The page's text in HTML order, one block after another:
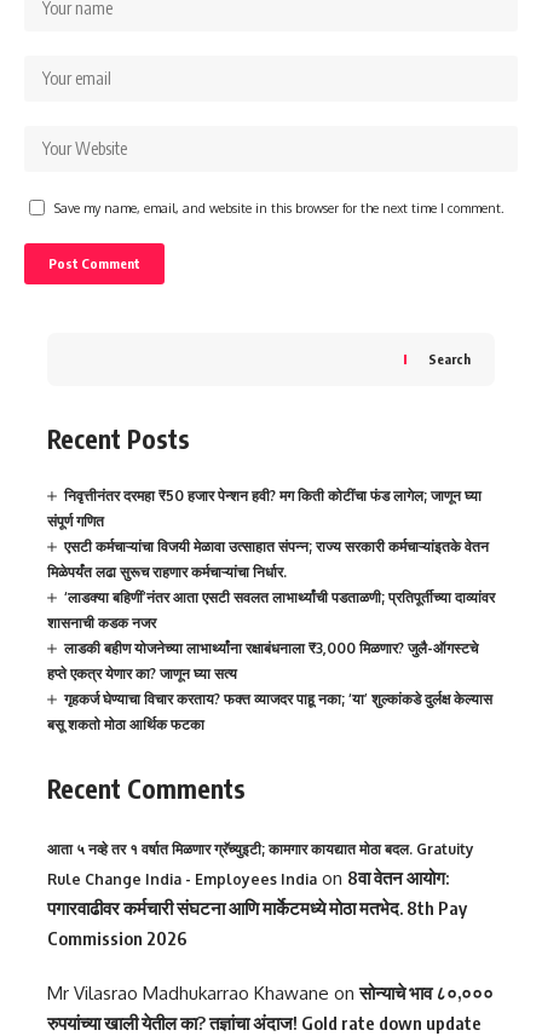
Save my name, email, and website in this browser for the next time I comment.
Search
Recent Posts
निवृत्तीनंतर दरमहा ₹50 हजार पेन्शन हवी? मग किती कोटींचा फंड लागेल; जाणून घ्या
संपूर्ण गणित
एसटी कर्मचाऱ्यांचा विजयी मेळावा उत्साहात संपन्न; राज्य सरकारी कर्मचाऱ्यांइतके वेतन
मिळेपर्यंत लढा सुरूच राहणार कर्मचाऱ्यांचा निर्धार.
‘लाडक्या बहिणीं’नंतर आता एसटी सवलत लाभार्थ्यांची पडताळणी; प्रतिपूर्तीच्या दाव्यांवर
शासनाची कडक नजर
लाडकी बहीण योजनेच्या लाभार्थ्यांना रक्षाबंधनाला ₹3,000 मिळणार? जुलै-ऑगस्टचे
हप्ते एकत्र येणार का? जाणून घ्या सत्य
गृहकर्ज घेण्याचा विचार करताय? फक्त व्याजदर पाहू नका; ‘या’ शुल्कांकडे दुर्लक्ष केल्यास
बसू शकतो मोठा आर्थिक फटका
Recent Comments
आता ५ नव्हे तर १ वर्षात मिळणार ग्रॅच्युइटी; कामगार कायद्यात मोठा बदल. Gratuity
Rule Change India - Employees India on 8वा वेतन आयोग:
पगारवाढीवर कर्मचारी संघटना आणि मार्केटमध्ये मोठा मतभेद. 8th Pay
Commission 2026
Mr Vilasrao Madhukarrao Khawane onसोन्याचे भाव ८०,०००
रुपयांच्या खाली येतील का? तज्ञांचा अंदाज! Gold rate down update